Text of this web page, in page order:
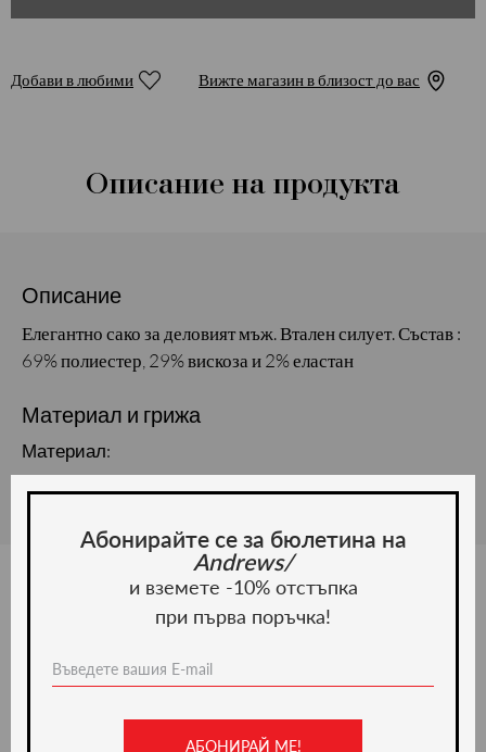
Добави в любими Вижте магазин в близост до вас
Описание на продукта
Описание
Елегантно сако за деловият мъж. Втален силует. Състав :
69% полиестер, 29% вискоза и 2% еластан
Материал и грижа
Материал:
Ние препоръчваме
Абонирайте се за бюлетина на
Andrews/
и вземете -10% отстъпка
при първа поръчка!
АБОНИРАЙ МЕ!